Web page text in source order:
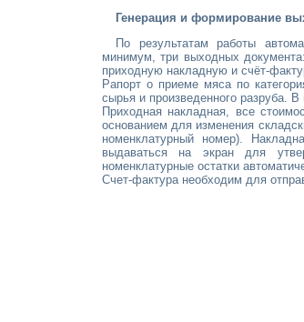
Генерация и формирование
По результатам работы
минимум, три выходных
приходную накладную и счёт-
Рапорт о приеме мяса по
сырья и произведенного разруба.
Приходная накладная, все
основанием для изменения
номенклатурный номер).
выдаваться на экран для
номенклатурные остатки
Счет-фактура необходим для